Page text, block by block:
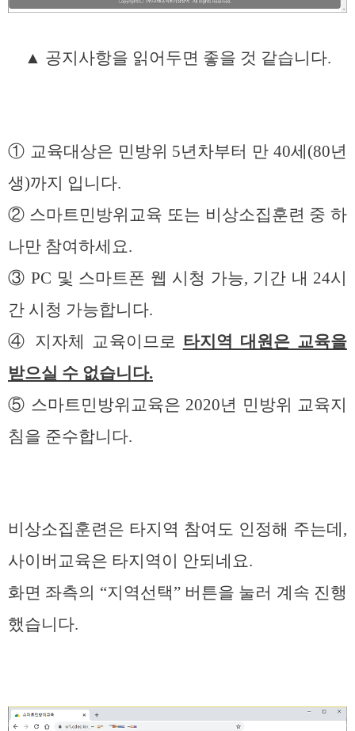
▲ 공지사항을 읽어두면 좋을 것 같습니다.
① 교육대상은 민방위 5년차부터 만 40세(80년
생)까지 입니다.
② 스마트민방위교육 또는 비상소집훈련 중 하
나만 참여하세요.
③ PC 및 스마트폰 웹 시청 가능, 기간 내 24시
간 시청 가능합니다.
④ 지자체 교육이므로 타지역 대원은 교육을
받으실 수 없습니다.
⑤ 스마트민방위교육은 2020년 민방위 교육지
침을 준수합니다.
비상소집훈련은 타지역 참여도 인정해 주는데,
사이버교육은 타지역이 안되네요.
화면 좌측의 “지역선택” 버튼을 눌러 계속 진행
했습니다.